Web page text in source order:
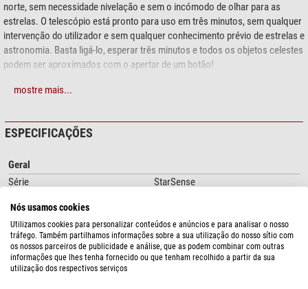
norte, sem necessidade nivelação e sem o incómodo de olhar para as
estrelas. O telescópio está pronto para uso em três minutos, sem qualquer
intervenção do utilizador e sem qualquer conhecimento prévio de estrelas e
astronomia. Basta ligá-lo, esperar três minutos e todos os objetos celestes
podem ser aproximados com o apertar de um botão!
O módulo StarSense também apresenta grandes vantagens quando
em todas as estrelas em poucos minutos! Basta inserir a hora e o lugar,
a esta. A seguir, traga-a para o centro do retículo com o azimute e ajuste de
altura. Pronto! O StarSense pode então usar o “processo de plate solving
de 3 minutos”, que é totalmente automático, para estabelecer a orientação
exata sem qualquer esforço extra do utilizador, bem como pode utilizar os
suportes azimutais. A abordagem incómoda e enfadonha e a centralização
das estrelas-guia já não é necessária.
Outra vantagem do StarSense é a extrema melhoria na precisão de
posicionamento usando o método T-Point. Semelhante a algumas
mostre mais...
ESPECIFICAÇÕES
Geral
Série
StarSense
DOWNLOADS
Manual de instruções (EN) Manual de instruções (FR)
Nós usamos cookies
Utilizamos cookies para personalizar conteúdos e anúncios e para analisar o nosso
tráfego. Também partilhamos informações sobre a sua utilização do nosso sítio com
os nossos parceiros de publicidade e análise, que as podem combinar com outras
informações que lhes tenha fornecido ou que tenham recolhido a partir da sua
utilização dos respectivos serviços